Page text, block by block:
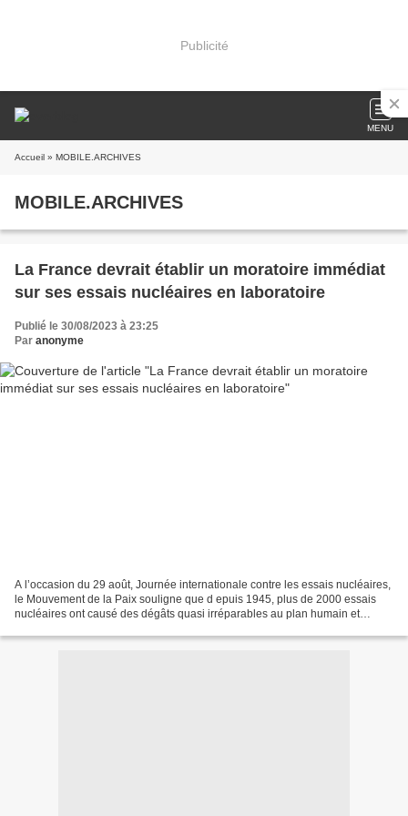
Publicité
MENU
Accueil » MOBILE.ARCHIVES
MOBILE.ARCHIVES
La France devrait établir un moratoire immédiat
sur ses essais nucléaires en laboratoire
Publié le 30/08/2023 à 23:25
Par anonyme
A l’occasion du 29 août, Journée internationale contre les essais nucléaires,
le Mouvement de la Paix souligne que d epuis 1945, plus de 2000 essais
nucléaires ont causé des dégâts quasi irréparables au plan humain et